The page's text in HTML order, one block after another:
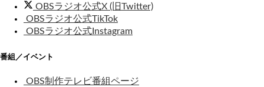
OBSラジオ公式X (旧Twitter)
OBSラジオ公式TikTok
OBSラジオ公式Instagram
番組／イベント
OBS制作テレビ番組ページ